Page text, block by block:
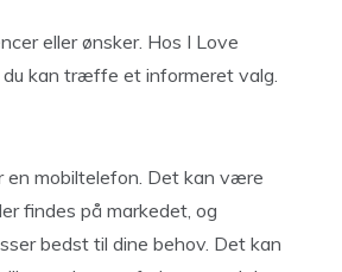
eller ønsker. Hos I Love
du kan træffe et informeret valg.
mobiltelefon. Det kan være
findes på markedet, og
bedst til dine behov. Det kan